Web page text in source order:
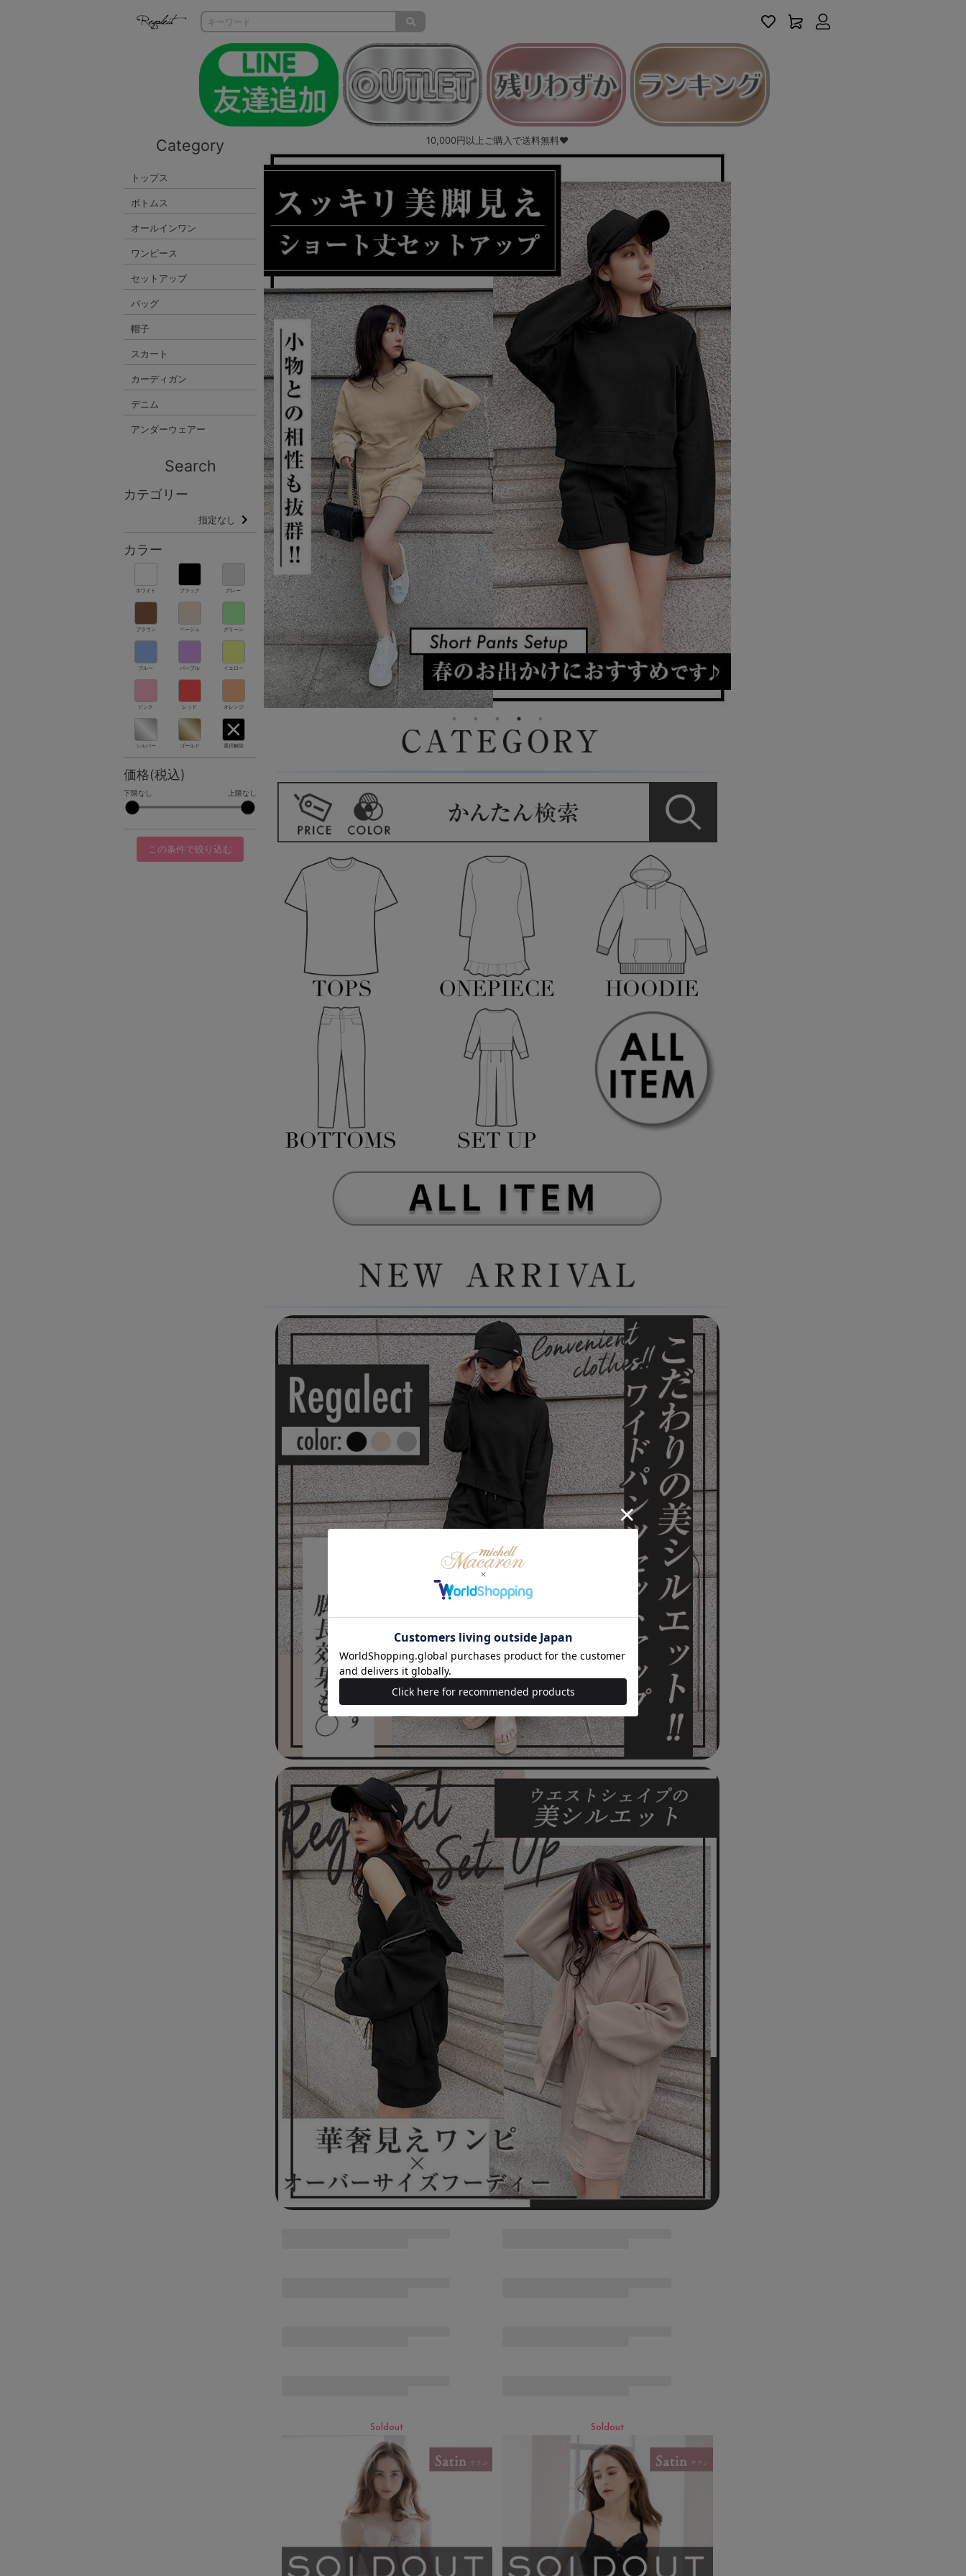
Category
トップス
ボトムス
オールインワン
ワンピース
セットアップ
バッグ
帽子
スカート
カーディガン
デニム
アンダーウェアー
Search
カテゴリー
指定なし
カラー
ホワイト ブラック グレー
ブラウン ベージュ グリーン
ブルー パープル イエロー
ピンク レッド オレンジ
シルバー ゴールド 選択解除
価格(税込)
下限なし 上限なし
この条件で絞り込む
10,000円以上ご購入で送料無料♥
Soldout Soldout